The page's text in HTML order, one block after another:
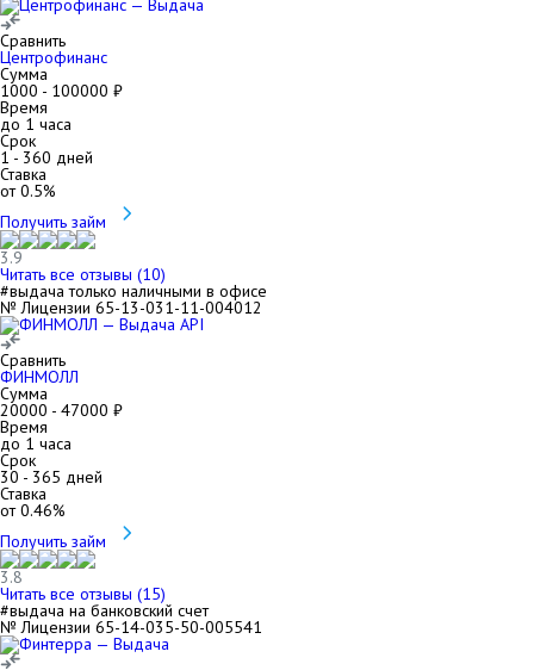
Сравнить
Центрофинанс
Сумма
1000 - 100000 ₽
Время
до 1 часа
Срок
1- 360 дней
Ставка
от0.5%
Получить займ
3.9
Читать все отзывы (10)
#выдача только наличными в офисе
№ Лицензии 65-13-031-11-004012
Сравнить
ФИНМОЛЛ
Сумма
20000 - 47000 ₽
Время
до 1 часа
Срок
30 - 365 дней
Ставка
от0.46%
Получить займ
3.8
Читать все отзывы (15)
#выдача на банковский счет
№ Лицензии 65-14-035-50-005541